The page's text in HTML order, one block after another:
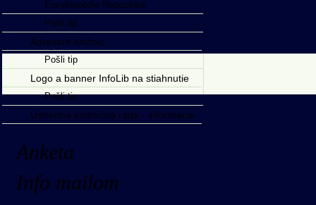
Encyklopédie Repozitáre
Pošli tip
Adresáre knižníc
Pošli tip
Logo a banner InfoLib na stiahnutie
Pošli tip
Ústredná knižničná rada - informácie
Anketa
Info mailom